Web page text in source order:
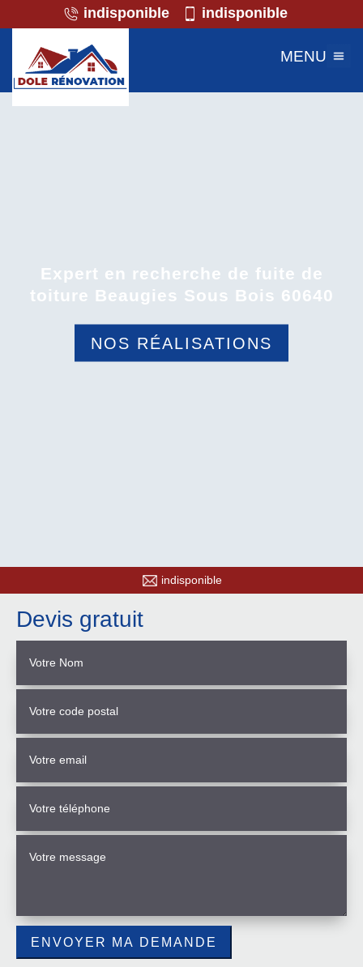
indisponible indisponible
MENU
Expert en recherche de fuite de
toiture Beaugies Sous Bois 60640
NOS RÉALISATIONS
indisponible
Devis gratuit